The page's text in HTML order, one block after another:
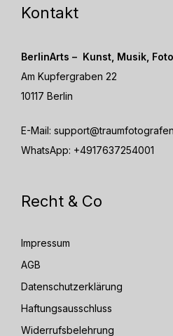
Kontakt
BerlinArts – Kunst, Musik,
Am Kupfergraben 22
10117 Berlin
E-Mail:
WhatsApp: +4917637254001
Recht & Co
Impressum
AGB
Datenschutzerklärung
Haftungsausschluss
Widerrufsbelehrung